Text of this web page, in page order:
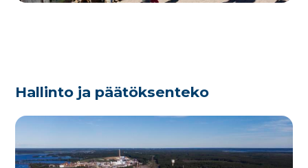
Hallinto ja päätöksenteko